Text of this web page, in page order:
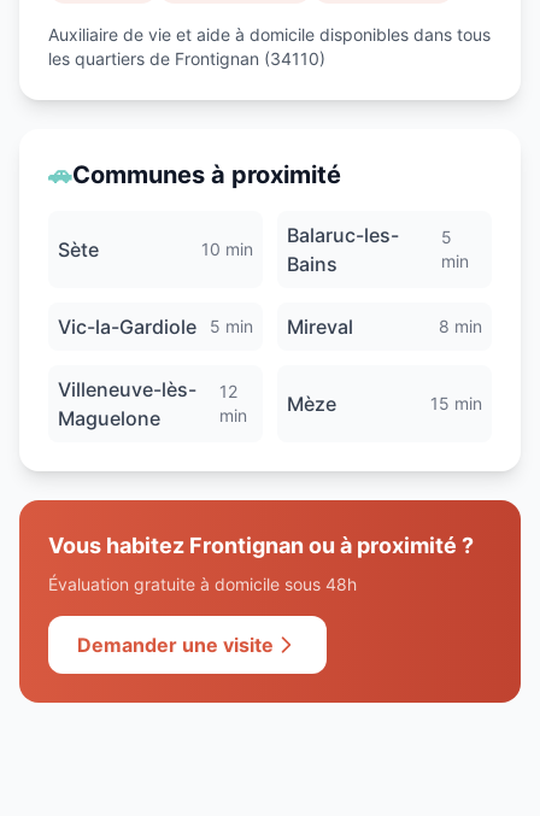
Auxiliaire de vie et aide à domicile disponibles dans tous
les quartiers de Frontignan (34110)
🚗Communes à proximité
Sète 10 min
Balaruc-les-
Bains
5
min
Vic-la-Gardiole 5 min Mireval 8 min
Villeneuve-lès-
Maguelone
12
min
Mèze 15 min
Vous habitez Frontignanou à proximité ?
Évaluation gratuite à domicile sous 48h
Demander une visite